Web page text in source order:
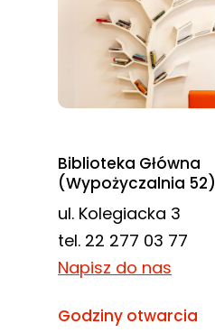
Biblioteka Główna
(Wypożyczalnia 52)
ul. Kolegiacka 3
tel. 22 277 03 77
Napisz do nas
Godziny otwarcia